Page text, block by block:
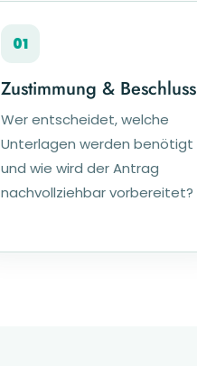
01
Zustimmung & Beschluss
Wer entscheidet, welche
Unterlagen werden benötigt
und wie wird der Antrag
nachvollziehbar vorbereitet?